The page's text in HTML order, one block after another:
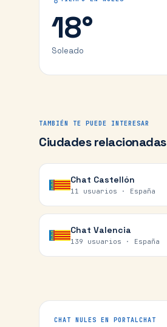
18°
Soleado
TAMBIÉN TE PUEDE INTERESAR
Ciudades relacionadas
Chat Castellón
11 usuarios · España
Chat Valencia
139 usuarios · España
CHAT NULES EN PORTALCHAT